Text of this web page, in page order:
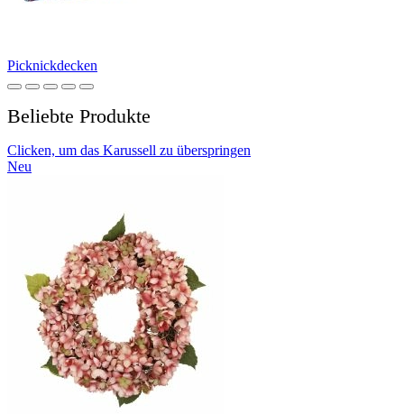
Picknickdecken
Beliebte Produkte
Clicken, um das Karussell zu überspringen
Neu